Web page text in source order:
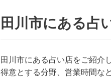
田川市にある占
田川市にある占い店をご紹介
得意とする分野、営業時間な